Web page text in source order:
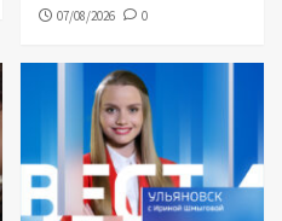
07/08/2026 0